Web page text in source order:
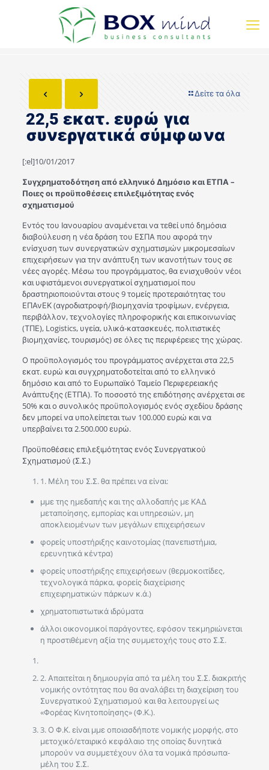
Δείτε τα όλα
22,5 εκατ. ευρώ για
συνεργατικά σύμφωνα
[:el]10/01/2017
Συγχρηματοδότηση από ελληνικό Δημόσιο και ΕΤΠΑ –
Ποιες οι προϋποθέσεις επιλεξιμότητας ενός
σχηματισμού
Εντός του Ιανουαρίου αναμένεται να τεθεί υπό δημόσια
διαβούλευση η νέα δράση του ΕΣΠΑ που αφορά την
ενίσχυση των συνεργατικών σχηματισμών μικρομεσαίων
επιχειρήσεων για την ανάπτυξη των ικανοτήτων τους σε
νέες αγορές. Μέσω του προγράμματος, θα ενισχυθούν νέοι
και υφιστάμενοι συνεργατικοί σχηματισμοί που
δραστηριοποιούνται στους 9 τομείς προτεραιότητας του
ΕΠΑνΕΚ (αγροδιατροφή/βιομηχανία τροφίμων, ενέργεια,
περιβάλλον, τεχνολογίες πληροφορικής και επικοινωνίας
(ΤΠΕ), Logistics, υγεία, υλικά-κατασκευές, πολιτιστικές
βιομηχανίες, τουρισμός) σε όλες τις περιφέρειες της χώρας.
Ο προϋπολογισμός του προγράμματος ανέρχεται στα 22,5
εκατ. ευρώ και συγχρηματοδοτείται από το ελληνικό
δημόσιο και από το Ευρωπαϊκό Ταμείο Περιφερειακής
Ανάπτυξης (ΕΤΠΑ). Το ποσοστό της επιδότησης ανέρχεται σε
50% και ο συνολικός προϋπολογισμός ενός σχεδίου δράσης
δεν μπορεί να υπολείπεται των 100.000 ευρώ και να
υπερβαίνει τα 2.500.000 ευρώ.
Προϋποθέσεις επιλεξιμότητας ενός Συνεργατικού
Σχηματισμού (Σ.Σ.)
1. Μέλη του Σ.Σ. θα πρέπει να είναι:
μμε της ημεδαπής και της αλλοδαπής με ΚΑΔ
μεταποίησης, εμπορίας και υπηρεσιών, μη
αποκλειομένων των μεγάλων επιχειρήσεων
φορείς υποστήριξης καινοτομίας (πανεπιστήμια,
ερευνητικά κέντρα)
φορείς υποστήριξης επιχειρήσεων (θερμοκοιτίδες,
τεχνολογικά πάρκα, φορείς διαχείρισης
επιχειρηματικών πάρκων κ.ά.)
χρηματοπιστωτικά ιδρύματα
άλλοι οικονομικοί παράγοντες, εφόσον τεκμηριώνεται
η προστιθέμενη αξία της συμμετοχής τους στο Σ.Σ.
2. Απαιτείται η δημιουργία από τα μέλη του Σ.Σ. διακριτής
νομικής οντότητας που θα αναλάβει τη διαχείριση του
Συνεργατικού Σχηματισμού και θα λειτουργεί ως
«Φορέας Κινητοποίησης» (Φ.Κ.).
3. Ο Φ.Κ. είναι μμε οποιασδήποτε νομικής μορφής, στο
μετοχικό/εταιρικό κεφάλαιο της οποίας δυνητικά
μπορούν να συμμετέχουν όλα τα νομικά πρόσωπα-
μέλη του Σ.Σ.